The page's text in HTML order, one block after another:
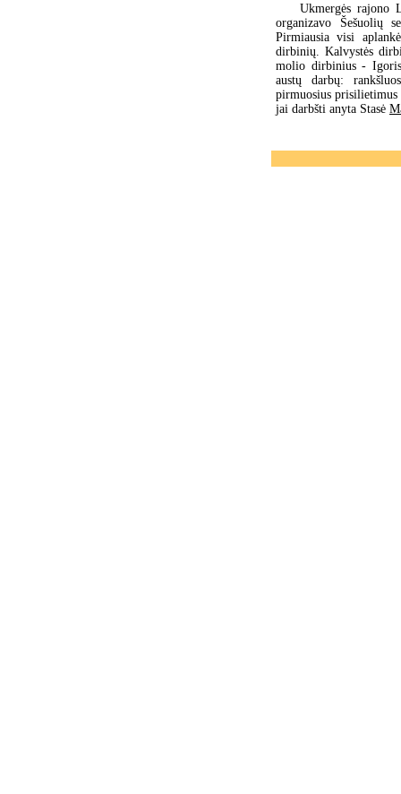
Ukmergės rajono
organizavo Šešuolių
Pirmiausia visi
dirbinių. Kalvystės
molio dirbinius - Igoris
austų darbų:
pirmuosius prisilietimus
jai darbšti anyta Stasė